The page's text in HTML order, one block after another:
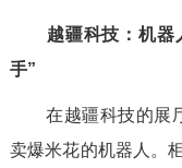
越疆科技：机器
手”
在越疆科技的展
卖爆米花的机器人。